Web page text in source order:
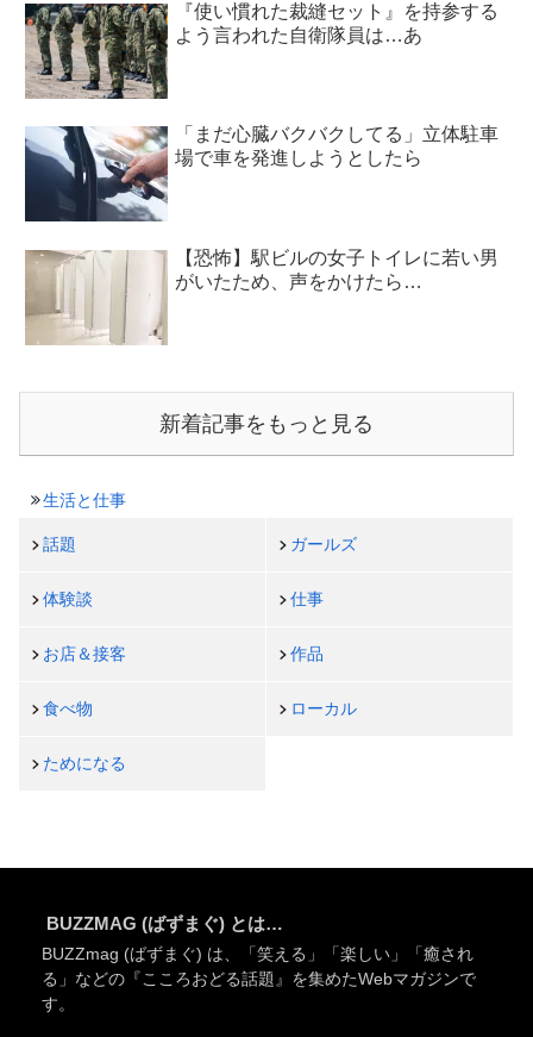
『使い慣れた裁縫セット』を持参する
よう言われた自衛隊員は…あ
「まだ心臓バクバクしてる」立体駐車
場で車を発進しようとしたら
【恐怖】駅ビルの女子トイレに若い男
がいたため、声をかけたら…
新着記事をもっと見る
生活と仕事
話題 ガールズ
体験談 仕事
お店＆接客 作品
食べ物 ローカル
ためになる
BUZZMAG (ばずまぐ) とは…
BUZZmag (ばずまぐ) は、「笑える」「楽しい」「癒され
る」などの『こころおどる話題』を集めたWebマガジンで
す。